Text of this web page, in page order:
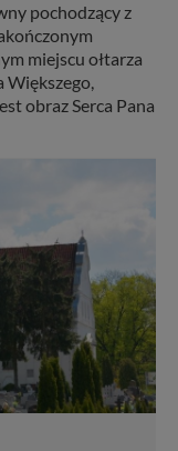
pochodzący z
miejscu ołtarza
Większego,
obraz Serca Pana